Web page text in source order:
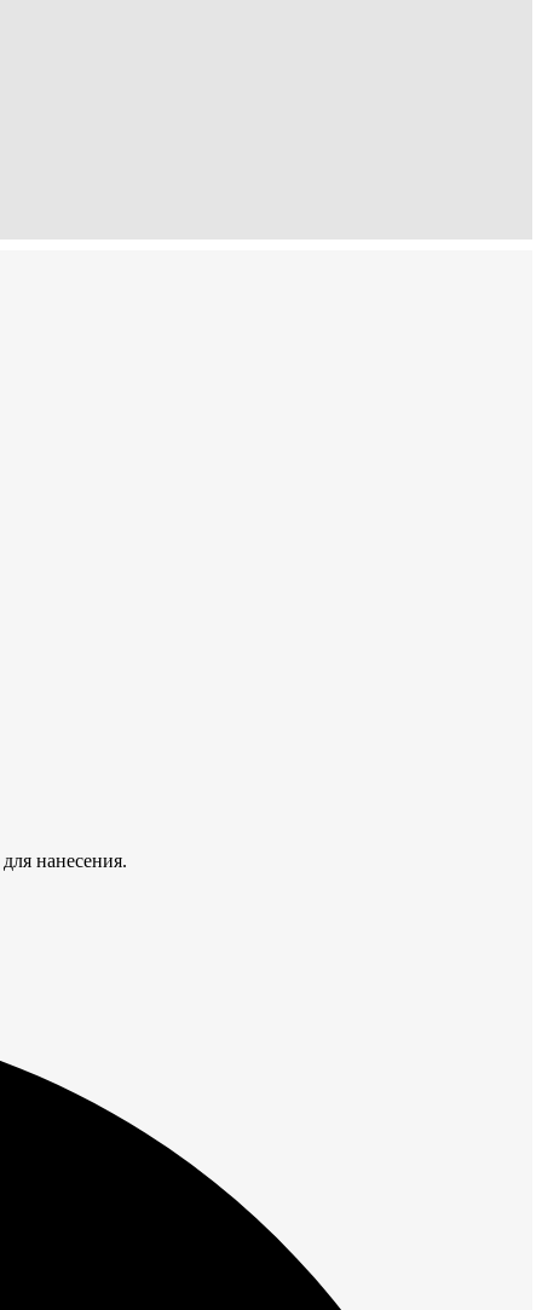
нанесения.